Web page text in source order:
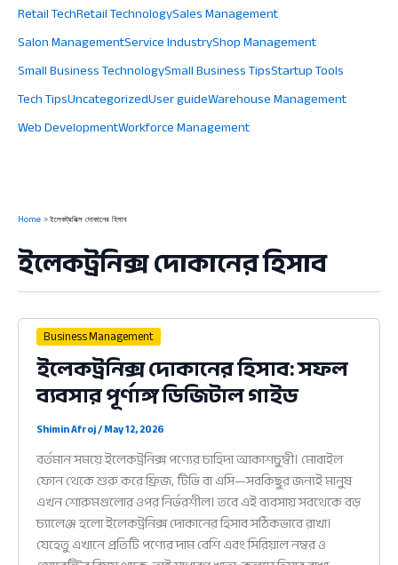
Retail TechRetail TechnologySales Management
Salon ManagementService IndustryShop Management
Small Business TechnologySmall Business TipsStartup Tools
Tech TipsUncategorizedUser guideWarehouse Management
Web DevelopmentWorkforce Management
Home ইলেকট্রনিক্স দোকানের হিসাব
ইলেকট্রনিক্স দোকানের হিসাব
Business Management
ইলেকট্রনিক্স দোকানের হিসাব: সফল
ব্যবসার পূর্ণাঙ্গ ডিজিটাল গাইড
Shimin Afroj/May 12, 2026
বর্তমান সময়ে ইলেকট্রনিক্স পণ্যের চাহিদা আকাশচুম্বী। মোবাইল
ফোন থেকে শুরু করে ফ্রিজ, টিভি বা এসি—সবকিছুর জন্যই মানুষ
এখন শোরুমগুলোর ওপর নির্ভরশীল। তবে এই ব্যবসায় সবথেকে বড়
চ্যালেঞ্জ হলো ইলেকট্রনিক্স দোকানের হিসাব সঠিকভাবে রাখা।
যেহেতু এখানে প্রতিটি পণ্যের দাম বেশি এবং সিরিয়াল নম্বর ও